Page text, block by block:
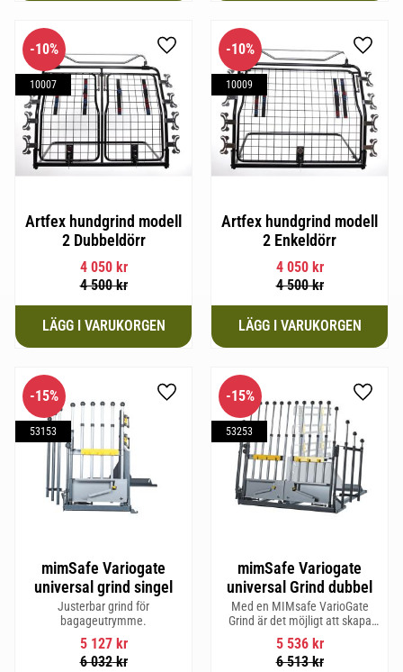
Artfex hundgrind modell
2 Dubbeldörr
4 050kr
4 500kr
10%
10007
Lägg till i favoriter
Artfex hundgrind modell
2 Enkeldörr
4 050kr
4 500kr
10%
10009
Lägg
mimSafe Variogate
universal grind singel
Justerbar grind för
bagageutrymme.
5 127kr
6 032kr
15%
53153
Lägg till i favoriter
mimSafe Variogate
universal Grind dubbel
Med en MIMsafe VarioGate
Grind är det möjligt att skapa
ett inhägnat område i hela
bagageutrymmet som kan
användas för transport av
5 536kr
6 513kr
15%
53253
Lägg